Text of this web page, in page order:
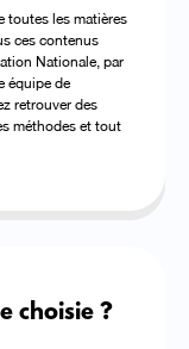
toutes les matières
ces contenus
Nationale, par
équipe de
retrouver des
méthodes et tout
choisie ?